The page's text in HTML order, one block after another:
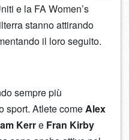
e la FA Women’s
stanno attirando
il loro seguito.
sempre più
sport. Atlete comeAlex
Kerre Fran Kirby